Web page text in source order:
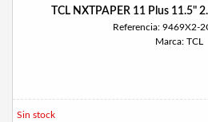
TCL NXTPAPER 11 Plus 11.5"
Referencia: 9469X2-
Marca: TCL
Sin stock